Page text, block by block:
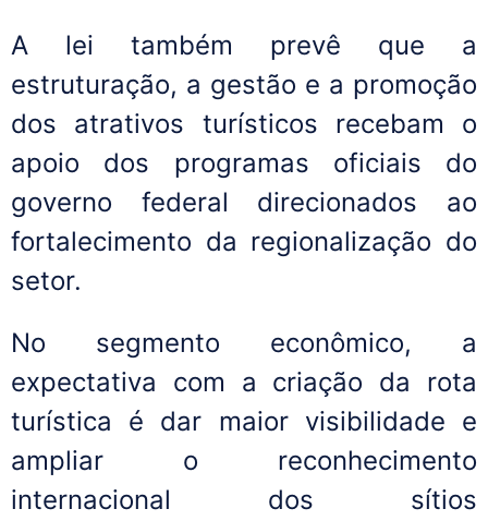
A lei também prevê que a
estruturação, a gestão e a promoção
dos atrativos turísticos recebam o
apoio dos programas oficiais do
governo federal direcionados ao
fortalecimento da regionalização do
setor.
No segmento econômico, a
expectativa com a criação da rota
turística é dar maior visibilidade e
ampliar o reconhecimento
internacional dos sítios